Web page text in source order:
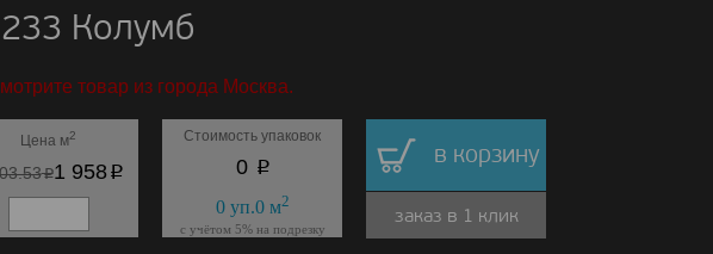
Колумб
товар из города Москва.
Цена м2
p1 958p
Стоимость упаковок
0 p
0уп.0м2
с учётом 5% на подрезку
в корзину
заказ в 1 клик